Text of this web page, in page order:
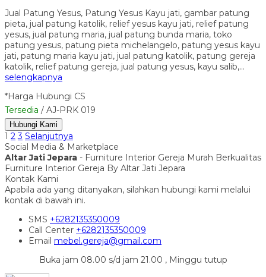
Jual Patung Yesus, Patung Yesus Kayu jati, gambar patung
pieta, jual patung katolik, relief yesus kayu jati, relief patung
yesus, jual patung maria, jual patung bunda maria, toko
patung yesus, patung pieta michelangelo, patung yesus kayu
jati, patung maria kayu jati, jual patung katolik, patung gereja
katolik, relief patung gereja, jual patung yesus, kayu salib,…
selengkapnya
*Harga Hubungi CS
Tersedia / AJ-PRK 019
Hubungi Kami
1 2 3 Selanjutnya
Social Media & Marketplace
Altar Jati Jepara - Furniture Interior Gereja Murah Berkualitas
Furniture Interior Gereja By Altar Jati Jepara
Kontak Kami
Apabila ada yang ditanyakan, silahkan hubungi kami melalui
kontak di bawah ini.
SMS +6282135350009
Call Center +6282135350009
Email mebel.gereja@gmail.com
Buka jam 08.00 s/d jam 21.00 , Minggu tutup